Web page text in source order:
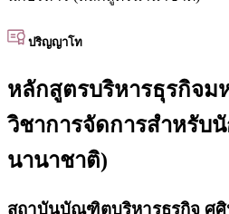
ปริญญาโท
หลักสูตรบริหารธุรกิจ
วิชาการจัดการสำหรับ
นานาชาติ)
สถาบันบัณฑิตบริหารธุรกิจ ศ